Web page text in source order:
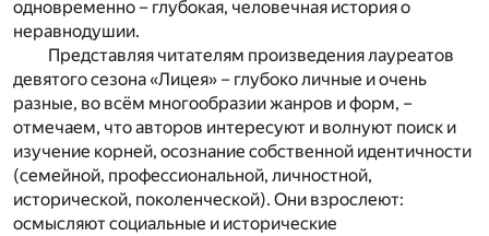
одновременно – глубокая, человечная история о
неравнодушии.
Представляя читателям произведения лауреатов
девятого сезона «Лицея» – глубоко личные и очень
разные, во всём многообразии жанров и форм, –
отмечаем, что авторов интересуют и волнуют поиск и
изучение корней, осознание собственной идентичности
(семейной, профессиональной, личностной,
исторической, поколенческой). Они взрослеют:
осмысляют социальные и исторические